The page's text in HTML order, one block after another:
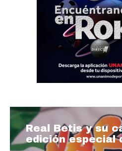
Real Betis y su
edición especial